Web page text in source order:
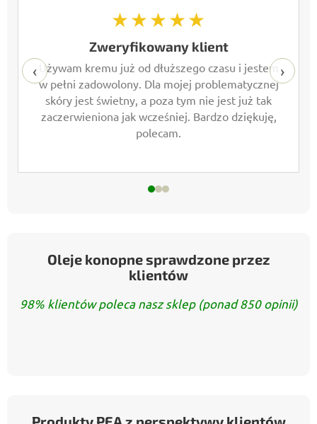
★★★★★
Zweryfikowany klient
Używam kremu już od dłuższego czasu i jestem
w pełni zadowolony. Dla mojej problematycznej
skóry jest świetny, a poza tym nie jest już tak
zaczerwieniona jak wcześniej. Bardzo dziękuję,
polecam.
‹ ›
Oleje konopne sprawdzone przez
klientów
98% klientów poleca nasz sklep (ponad 850 opinii)